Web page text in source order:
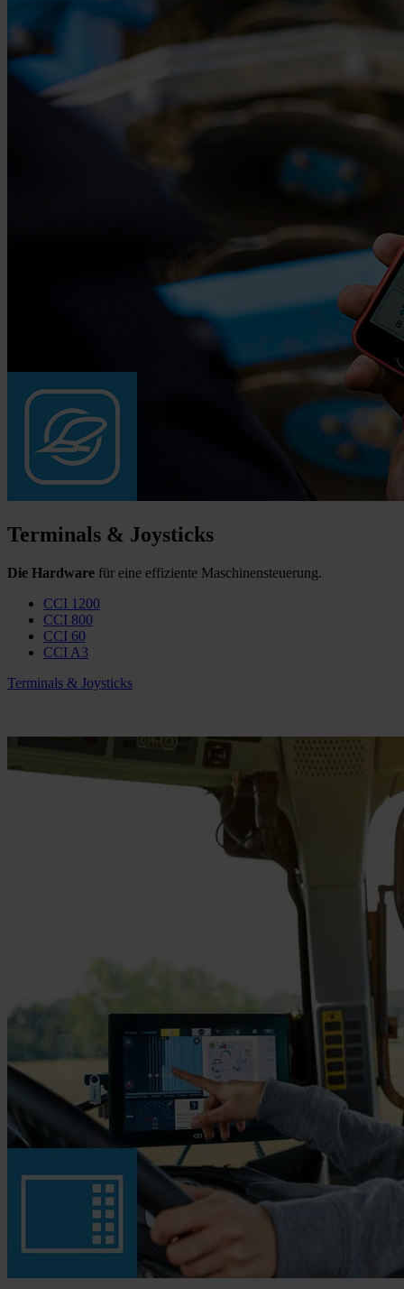
Terminals & Joysticks
Die Hardware für eine effiziente Maschinensteuerung.
CCI 1200
CCI 800
CCI 60
CCI A3
Terminals & Joysticks